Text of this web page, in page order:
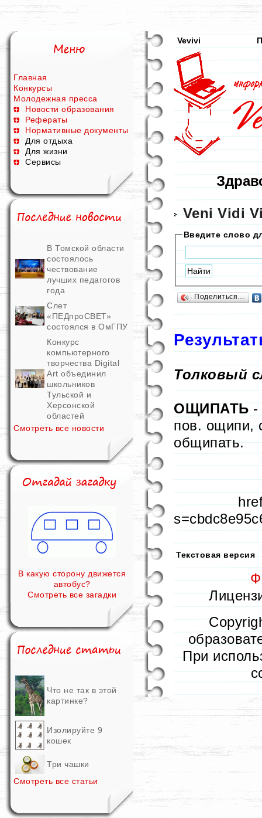
Главная
Конкурсы
Молодежная пресса
Новости образования
Рефераты
Нормативные документы
Для отдыха
Для жизни
Сервисы
В Томской области
состоялось
чествование
лучших педагогов
года
Слет
«ПЕДпроСВЕТ»
состоялся в ОмГПУ
Конкурс
компьютерного
творчества Digital
Art объединил
школьников
Тульской и
Херсонской
областей
Смотреть все новости
В какую сторону движется
автобус?
Смотреть все загадки
Что не так в этой
картинке?
Изолируйте 9
кошек
Три чашки
Смотреть все статьи
Vevivi
Veni Vidi
Введите слово
Поделиться…
Толковый
ОЩИПАТЬ -
пов. ощипи,
общипать.
Текстовая версия
При